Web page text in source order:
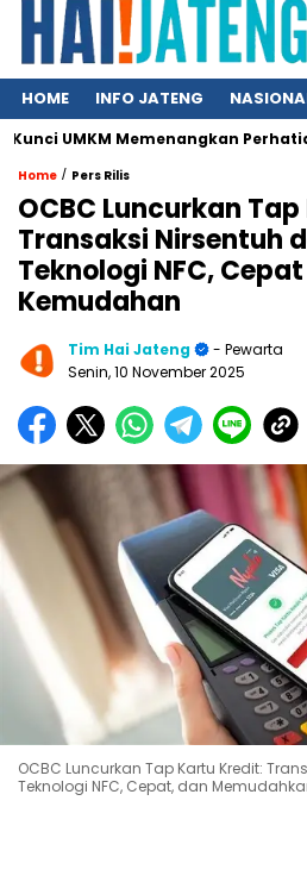
HOME INFO JATENG
Memenangkan Perhatian Media
Home / Pers Rilis
OCBC Luncurkan
Transaksi Nirsentuh
Teknologi NFC,
Kemudahan
Tim Hai Jateng
- Pewarta
Senin, 10 November 2025
OCBC Luncurkan Tap Kartu Kredit:
Teknologi NFC, Cepat, dan